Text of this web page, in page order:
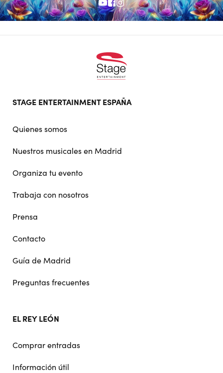
doormat
STAGE ENTERTAINMENT ESPAÑA
Quienes somos
Nuestros musicales en Madrid
Organiza tu evento
Trabaja con nosotros
Prensa
Contacto
Guía de Madrid
Preguntas frecuentes
EL REY LEÓN
Comprar entradas
Información útil